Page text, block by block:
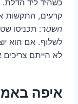
כשהיד ליד הדלת.
קרעים, התקשות
השטר: תכניסו
לשלוף. אם הוא
לא הייתם צריכים
איפה